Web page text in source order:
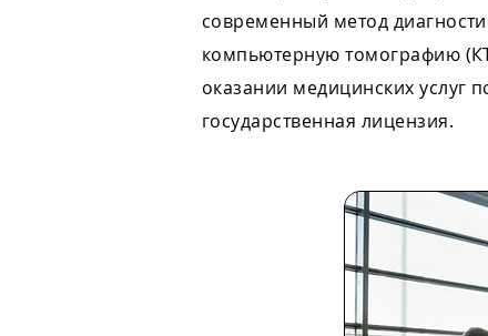
современный метод
компьютерную томографию
оказании медицинских услуг
государственная лицензия.